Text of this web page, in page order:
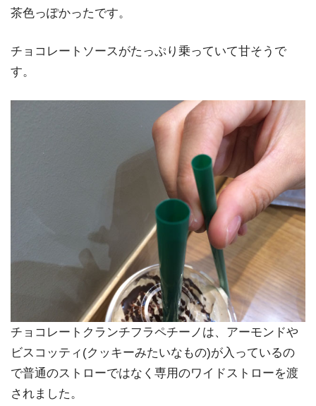
茶色っぽかったです。
チョコレートソースがたっぷり乗っていて甘そうで
す。
チョコレートクランチフラペチーノは、アーモンドや
ビスコッティ(クッキーみたいなもの)が入っているの
で普通のストローではなく専用のワイドストローを渡
されました。